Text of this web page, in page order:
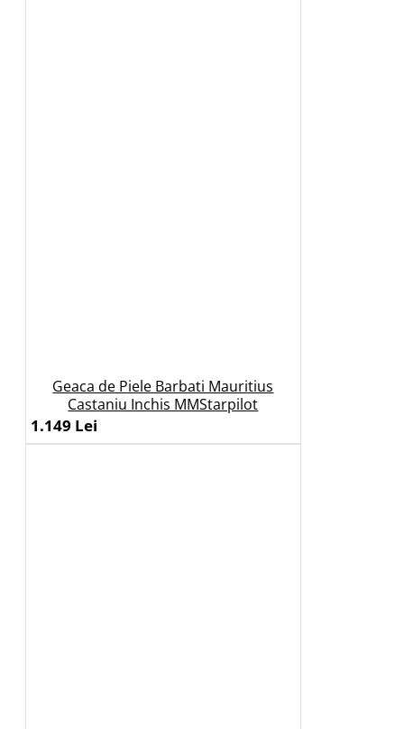
Geaca de Piele Barbati Mauritius
Castaniu Inchis MMStarpilot
1.149 Lei